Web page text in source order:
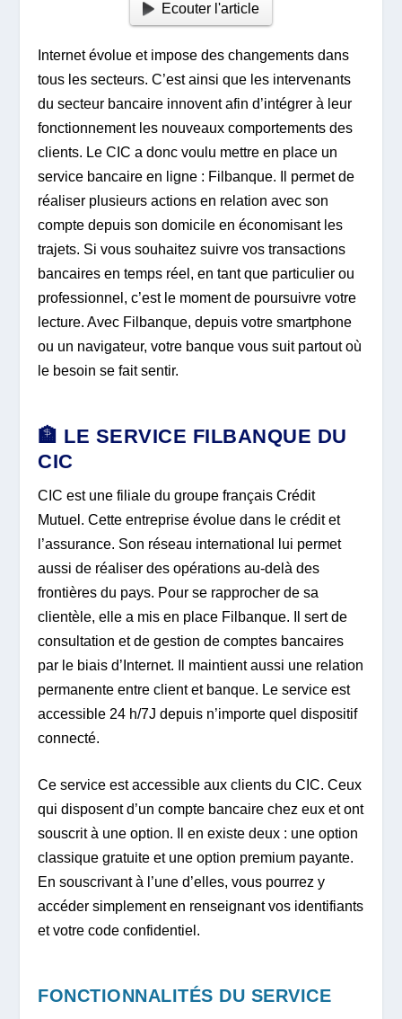
Ecouter l'article
Internet évolue et impose des changements dans
tous les secteurs. C’est ainsi que les intervenants
du secteur bancaire innovent afin d’intégrer à leur
fonctionnement les nouveaux comportements des
clients. Le CIC a donc voulu mettre en place un
service bancaire en ligne : Filbanque. Il permet de
réaliser plusieurs actions en relation avec son
compte depuis son domicile en économisant les
trajets. Si vous souhaitez suivre vos transactions
bancaires en temps réel, en tant que particulier ou
professionnel, c’est le moment de poursuivre votre
lecture. Avec Filbanque, depuis votre smartphone
ou un navigateur, votre banque vous suit partout où
le besoin se fait sentir.
🏦 LE SERVICE FILBANQUE DU
CIC
CIC est une filiale du groupe français Crédit
Mutuel. Cette entreprise évolue dans le crédit et
l’assurance. Son réseau international lui permet
aussi de réaliser des opérations au-delà des
frontières du pays. Pour se rapprocher de sa
clientèle, elle a mis en place Filbanque. Il sert de
consultation et de gestion de comptes bancaires
par le biais d’Internet. Il maintient aussi une relation
permanente entre client et banque. Le service est
accessible 24 h/7J depuis n’importe quel dispositif
connecté.
Ce service est accessible aux clients du CIC. Ceux
qui disposent d’un compte bancaire chez eux et ont
souscrit à une option. Il en existe deux : une option
classique gratuite et une option premium payante.
En souscrivant à l’une d’elles, vous pourrez y
accéder simplement en renseignant vos identifiants
et votre code confidentiel.
FONCTIONNALITÉS DU SERVICE